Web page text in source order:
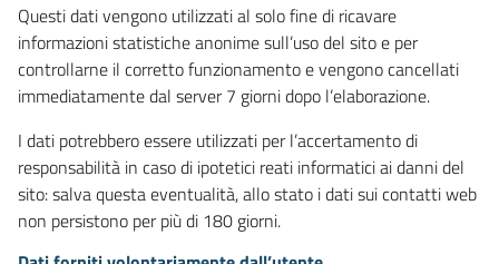
Questi dati vengono utilizzati al solo fine di ricavare
informazioni statistiche anonime sull’uso del sito e per
controllarne il corretto funzionamento e vengono cancellati
immediatamente dal server 7 giorni dopo l’elaborazione.
I dati potrebbero essere utilizzati per l’accertamento di
responsabilità in caso di ipotetici reati informatici ai danni del
sito: salva questa eventualità, allo stato i dati sui contatti web
non persistono per più di 180 giorni.